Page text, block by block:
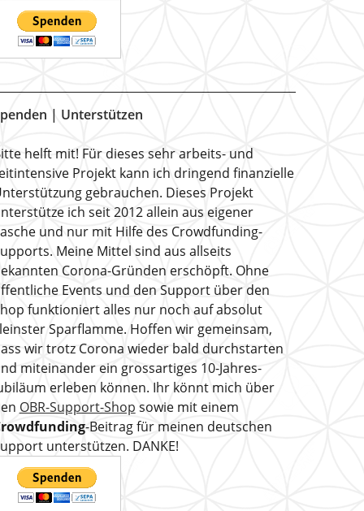
| Unterstützen
helft mit! Für dieses sehr arbeits- und
Projekt kann ich dringend finanzielle
gebrauchen. Dieses Projekt
ich seit 2012 allein aus eigener
und nur mit Hilfe des Crowdfunding-
Meine Mittel sind aus allseits
Corona-Gründen erschöpft. Ohne
Events und den Support über den
funktioniert alles nur noch auf absolut
Sparflamme. Hoffen wir gemeinsam,
wir trotz Corona wieder bald durchstarten
miteinander ein grossartiges 10-Jahres-
erleben können. Ihr könnt mich über
OBR-Support-Shop sowie mit einem
-Beitrag für meinen deutschen
unterstützen. DANKE!